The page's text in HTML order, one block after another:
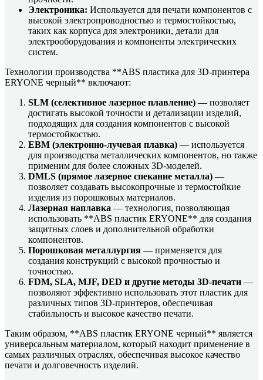
Электроника: Используется для печати компонентов с
высокой электропроводностью и термостойкостью,
таких как корпуса для электроники, детали для
электрооборудования и компоненты электрических
систем.
Технологии производства **ABS пластика для 3D-принтера
ERYONE черный** включают:
SLM (селективное лазерное плавление) — позволяет
достигать высокой точности и детализации изделий,
подходящих для создания компонентов с высокой
термостойкостью.
EBM (электронно-лучевая плавка) — используется
для производства металлических компонентов, но также
применим для более сложных 3D-моделей.
DMLS (прямое лазерное спекание металла) —
позволяет создавать высокопрочные и термостойкие
изделия из порошковых материалов.
Лазерная наплавка — технология, позволяющая
использовать **ABS пластик ERYONE** для создания
защитных слоев и дополнительной обработки
компонентов.
Порошковая металлургия — применяется для
создания конструкций с высокой прочностью и
точностью.
FDM, SLA, MJF, DED и другие методы 3D-печати —
позволяют эффективно использовать этот пластик для
различных типов 3D-принтеров, обеспечивая
стабильность и высокое качество печати.
Таким образом, **ABS пластик ERYONE черный** является
универсальным материалом, который находит применение в
самых различных отраслях, обеспечивая высокое качество
печати и долговечность изделий.